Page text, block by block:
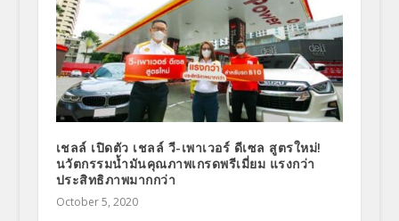
เชลล์ เปิดตัว เชลล์ วี-เพาเวอร์ ดีเซล สูตรใหม่!
นวัตกรรมน้ำมันคุณภาพเกรดพรีเมี่ยม แรงกว่า
ประสิทธิภาพมากกว่า
October 5, 2020